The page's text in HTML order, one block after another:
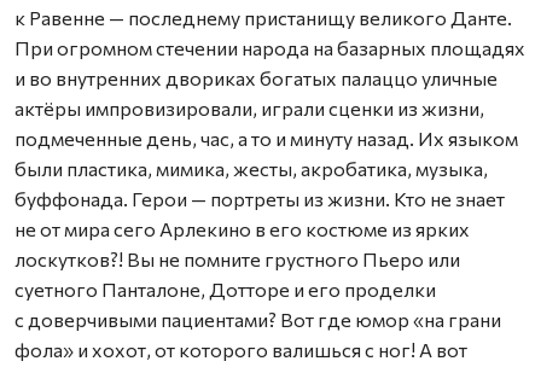
к Равенне — последнему пристанищу великого Данте.
При огромном стечении народа на базарных площадях
и во внутренних двориках богатых палаццо уличные
актёры импровизировали, играли сценки из жизни,
подмеченные день, час, а то и минуту назад. Их языком
были пластика, мимика, жесты, акробатика, музыка,
буффонада. Герои — портреты из жизни. Кто не знает
не от мира сего Арлекино в его костюме из ярких
лоскутков?! Вы не помните грустного Пьеро или
суетного Панталоне, Дотторе и его проделки
с доверчивыми пациентами? Вот где юмор «на грани
фола» и хохот, от которого валишься с ног! А вот